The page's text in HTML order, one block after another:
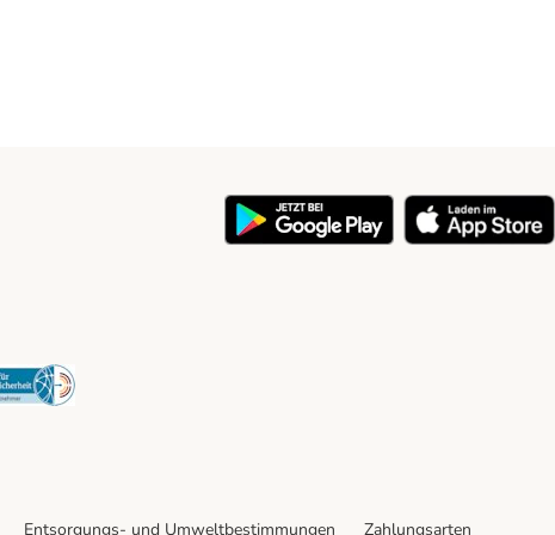
Security
Entsorgungs- und Umweltbestimmungen Zahlungsarten